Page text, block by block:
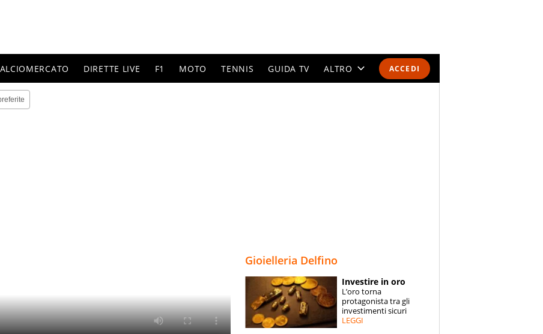
ACCEDI
DIRETTE LIVE F1 MOTO TENNIS GUIDA TV ALTRO
SPECIALI
ESPERTI
Gioielleria Delfino
Investire in oro
L’oro torna
protagonista tra gli
investimenti sicuri
LEGGI